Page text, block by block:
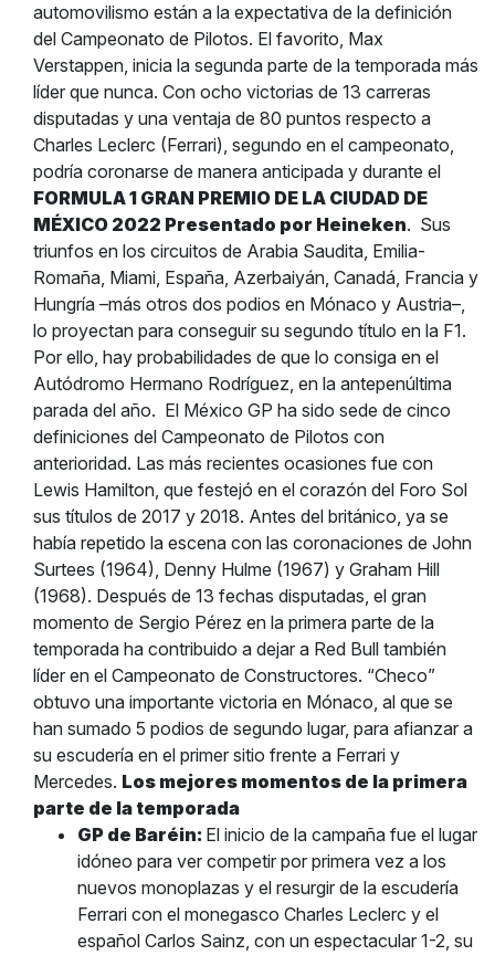
automovilismo están a la expectativa de la definición
del Campeonato de Pilotos. El favorito, Max
Verstappen, inicia la segunda parte de la temporada más
líder que nunca. Con ocho victorias de 13 carreras
disputadas y una ventaja de 80 puntos respecto a
Charles Leclerc (Ferrari), segundo en el campeonato,
podría coronarse de manera anticipada y durante el
FORMULA 1 GRAN PREMIO DE LA CIUDAD DE
MÉXICO 2022 Presentado por Heineken. Sus
triunfos en los circuitos de Arabia Saudita, Emilia-
Romaña, Miami, España, Azerbaiyán, Canadá, Francia y
Hungría –más otros dos podios en Mónaco y Austria–,
lo proyectan para conseguir su segundo título en la F1.
Por ello, hay probabilidades de que lo consiga en el
Autódromo Hermano Rodríguez, en la antepenúltima
parada del año. El México GP ha sido sede de cinco
definiciones del Campeonato de Pilotos con
anterioridad. Las más recientes ocasiones fue con
Lewis Hamilton, que festejó en el corazón del Foro Sol
sus títulos de 2017 y 2018. Antes del británico, ya se
había repetido la escena con las coronaciones de John
Surtees (1964), Denny Hulme (1967) y Graham Hill
(1968). Después de 13 fechas disputadas, el gran
momento de Sergio Pérez en la primera parte de la
temporada ha contribuido a dejar a Red Bull también
líder en el Campeonato de Constructores. “Checo”
obtuvo una importante victoria en Mónaco, al que se
han sumado 5 podios de segundo lugar, para afianzar a
su escudería en el primer sitio frente a Ferrari y
Mercedes. Los mejores momentos de la primera
parte de la temporada
GP de Baréin: El inicio de la campaña fue el lugar
idóneo para ver competir por primera vez a los
nuevos monoplazas y el resurgir de la escudería
Ferrari con el monegasco Charles Leclerc y el
español Carlos Sainz, con un espectacular 1-2, su